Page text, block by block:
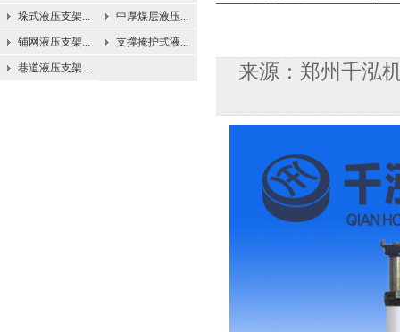
垛式液压支架... 中厚煤层液压...
铺网液压支架... 支撑掩护式液...
巷道液压支架... 来源：郑州千泓